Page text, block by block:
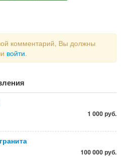
комментарий, Вы должны
войти.
1 000 руб.
100 000 руб.